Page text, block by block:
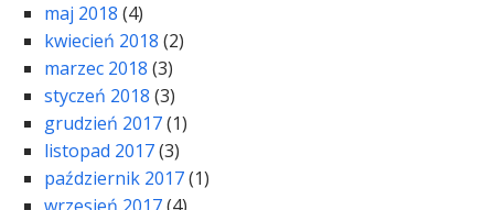
maj 2018 (4)
kwiecień 2018 (2)
marzec 2018 (3)
styczeń 2018 (3)
grudzień 2017(1)
listopad 2017(3)
październik 2017(1)